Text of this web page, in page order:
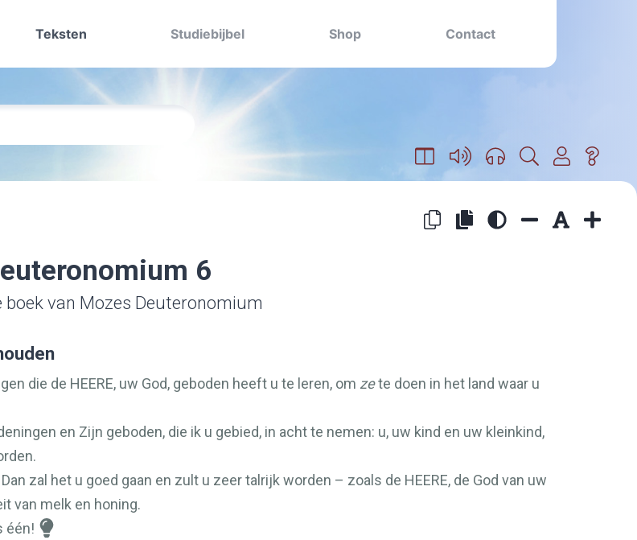
Teksten Studiebijbel Shop Contact
6
boek van Mozes Deuteronomium
die de HEERE, uw God, geboden heeft u te leren, om zete doen in het land waar u
en Zijn geboden, die ik u gebied, in acht te nemen: u, uw kind en uw kleinkind,
zal het u goed gaan en zult u zeer talrijk worden – zoals de HEERE, de God van uw
van melk en honing.
één!